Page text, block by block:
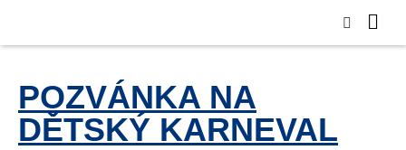
POZVÁNKA NA
DĚTSKÝ KARNEVAL